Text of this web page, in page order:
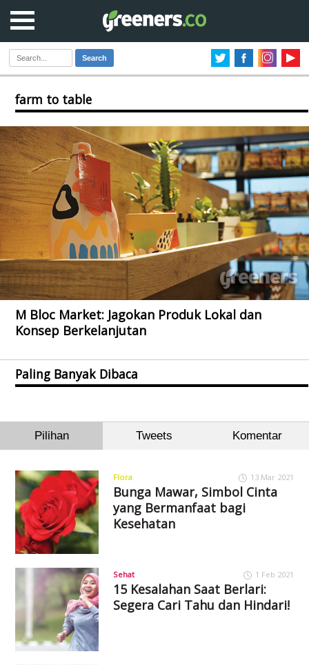
Search
farm to table
M Bloc Market: Jagokan Produk Lokal dan
Konsep Berkelanjutan
Paling Banyak Dibaca
Pilihan Tweets Komentar
Flora 13 Mar 2021
Bunga Mawar, Simbol Cinta
yang Bermanfaat bagi
Kesehatan
Sehat 1 Feb 2021
15 Kesalahan Saat Berlari:
Segera Cari Tahu dan Hindari!